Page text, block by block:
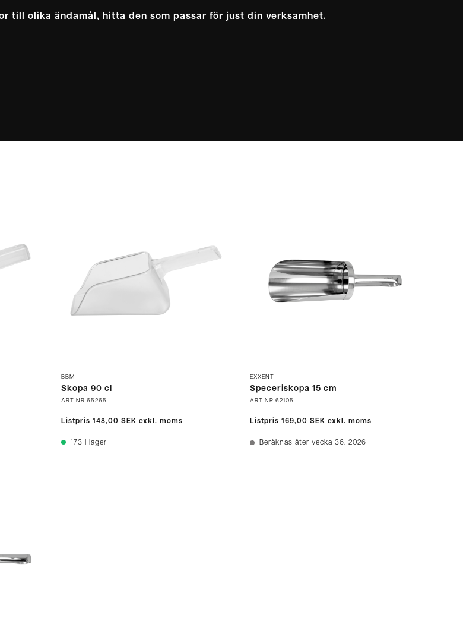
till olika ändamål, hitta den som passar för just din verksamhet.
BBM
Skopa 90 cl
ART.NR 65265
Listpris 148,00 SEK exkl. moms
173 I lager
EXXENT
Speceriskopa 15 cm
ART.NR 62105
Listpris 169,00 SEK exkl. moms
Beräknas åter vecka 36, 2026